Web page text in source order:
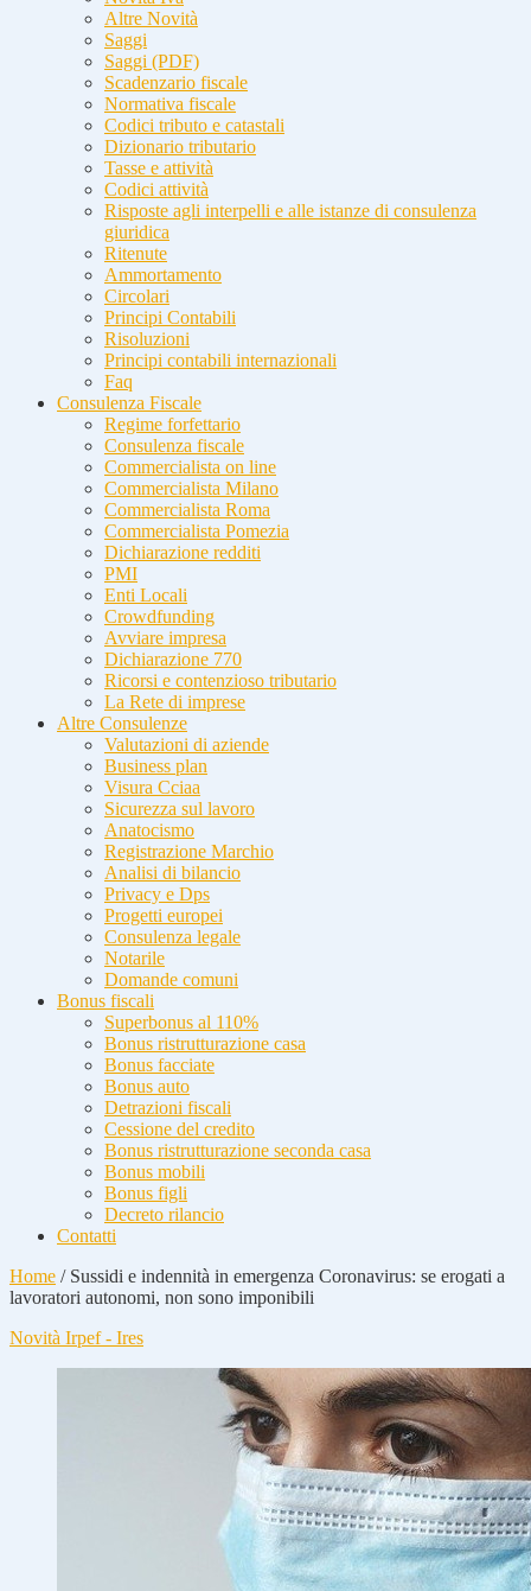
Altre Novità
Saggi
Saggi (PDF)
Scadenzario fiscale
Normativa fiscale
Codici tributo e catastali
Dizionario tributario
Tasse e attività
Codici attività
Risposte agli interpelli e alle istanze di consulenza
giuridica
Ritenute
Ammortamento
Circolari
Principi Contabili
Risoluzioni
Principi contabili internazionali
Faq
Consulenza Fiscale
Regime forfettario
Consulenza fiscale
Commercialista on line
Commercialista Milano
Commercialista Roma
Commercialista Pomezia
Dichiarazione redditi
PMI
Enti Locali
Crowdfunding
Avviare impresa
Dichiarazione 770
Ricorsi e contenzioso tributario
La Rete di imprese
Altre Consulenze
Valutazioni di aziende
Business plan
Visura Cciaa
Sicurezza sul lavoro
Anatocismo
Registrazione Marchio
Analisi di bilancio
Privacy e Dps
Progetti europei
Consulenza legale
Notarile
Domande comuni
Bonus fiscali
Superbonus al 110%
Bonus ristrutturazione casa
Bonus facciate
Bonus auto
Detrazioni fiscali
Cessione del credito
Bonus ristrutturazione seconda casa
Bonus mobili
Bonus figli
Decreto rilancio
Contatti
Home / Sussidi e indennità in emergenza Coronavirus: se erogati a
lavoratori autonomi, non sono imponibili
Novità Irpef - Ires